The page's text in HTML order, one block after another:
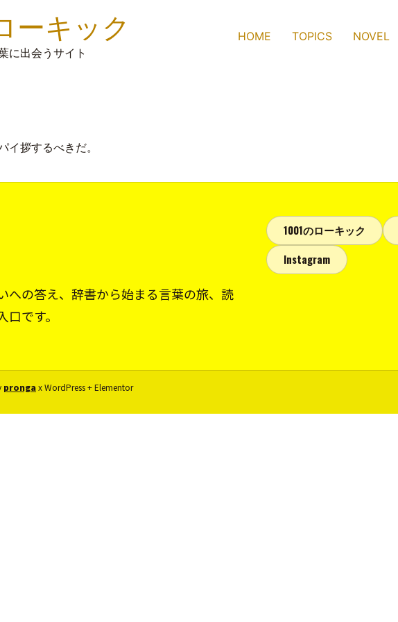
ーキック
に出会うサイト
HOME TOPICS NOVEL
イ拶するべきだ。
への答え、辞書から始まる言葉の旅、読
です。
1001のローキック
Instagram
prongax WordPress + Elementor